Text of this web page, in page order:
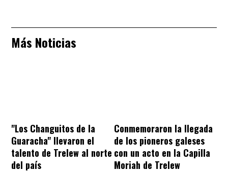
Más Noticias
"Los Changuitos de la
Guaracha" llevaron el
talento de Trelew al norte
del país
Conmemoraron la llegada
de los pioneros galeses
con un acto en la Capilla
Moriah de Trelew